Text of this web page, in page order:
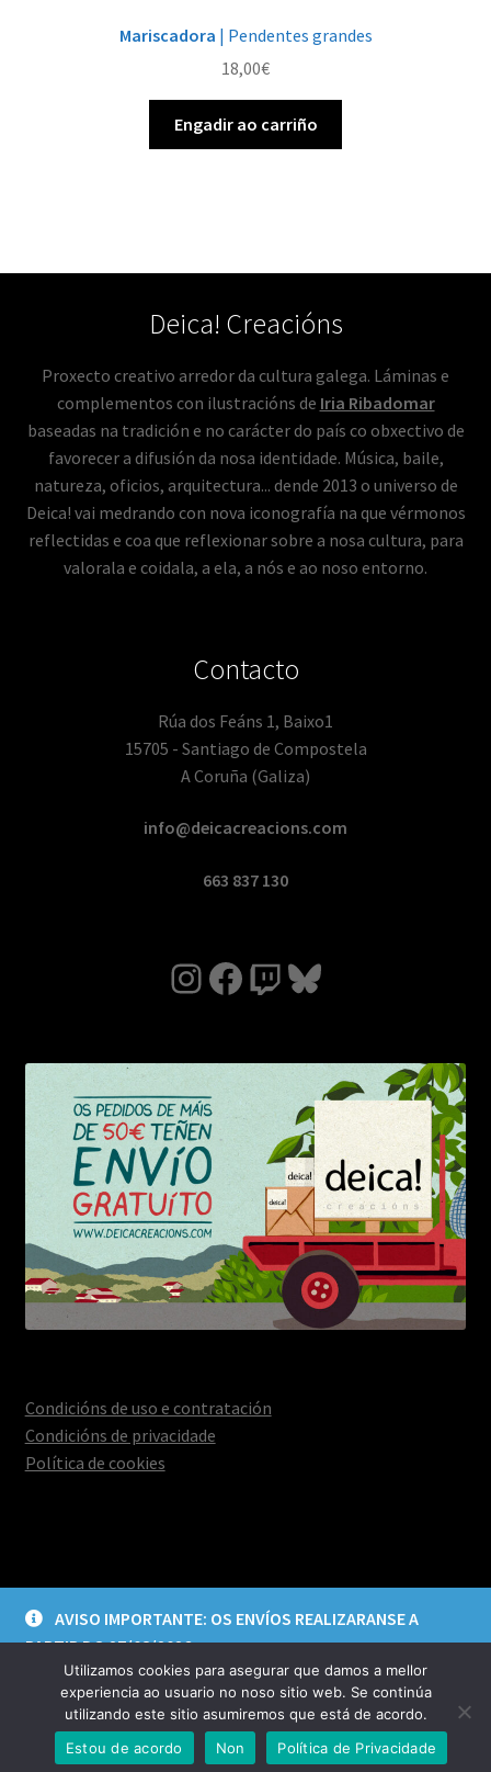
AVISO IMPORTANTE: OS ENVÍOS REALIZARANSE A
PARTIR DO 27/08/2026
Descartar
Mariscadora | Pendentes grandes
18,00€
Engadir ao carriño
Deica! Creacións
Proxecto creativo arredor da cultura galega. Láminas e
complementos con ilustracións de Iria Ribadomar
baseadas na tradición e no carácter do país co obxectivo de
favorecer a difusión da nosa identidade. Música, baile,
natureza, oficios, arquitectura... dende 2013 o universo de
Deica! vai medrando con nova iconografía na que vérmonos
reflectidas e coa que reflexionar sobre a nosa cultura, para
valorala e coidala, a ela, a nós e ao noso entorno.
Contacto
Rúa dos Feáns 1, Baixo1
15705 - Santiago de Compostela
A Coruña (Galiza)
info@deicacreacions.com
663 837 130
Instagram
Facebook
TwitchBluesky
Condicións de uso e contratación
Condicións de privacidade
Política de cookies
Aviso legal e política de privacidade
Construído con
0
Utilizamos cookies para asegurar que damos a mellor
experiencia ao usuario no noso sitio web. Se continúa
utilizando este sitio asumiremos que está de acordo.
Estou de acordo
Non Política de Privacidade